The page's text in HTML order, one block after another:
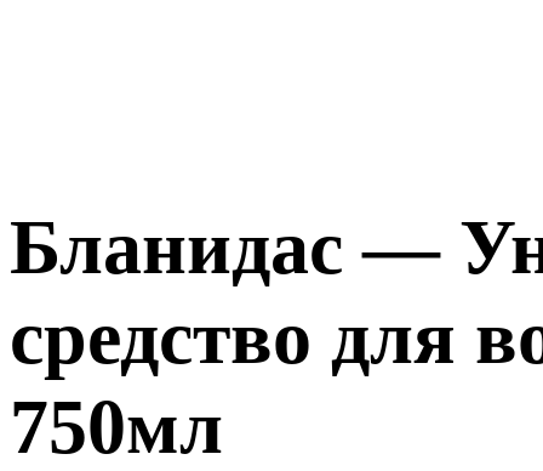
Бланидас —
средство для
750мл